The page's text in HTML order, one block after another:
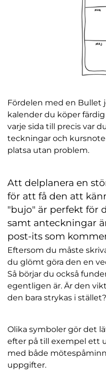
Fördelen med en Bullet
kalender du köper
varje sida till precis var
teckningar och
platsa utan problem.
Att delplanera en
för att få den att
"bujo" är perfekt för
samt anteckningar
post-its som
Eftersom du måste
du glömt göra den en
Så börjar du också
egentligen är. Är den
den bara strykas i stället?
Olika symboler gör det
efter på till exempel ett
med både
uppgifter.